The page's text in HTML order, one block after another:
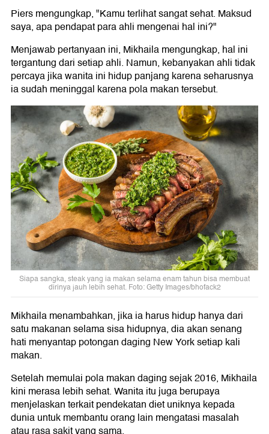
Piers mengungkap, "Kamu terlihat sangat sehat. Maksud
saya, apa pendapat para ahli mengenai hal ini?"
Menjawab pertanyaan ini, Mikhaila mengungkap, hal ini
tergantung dari setiap ahli. Namun, kebanyakan ahli tidak
percaya jika wanita ini hidup panjang karena seharusnya
ia sudah meninggal karena pola makan tersebut.
Siapa sangka, steak yang ia makan selama enam tahun bisa membuat
dirinya jauh lebih sehat. Foto: Getty Images/bhofack2
Mikhaila menambahkan, jika ia harus hidup hanya dari
satu makanan selama sisa hidupnya, dia akan senang
hati menyantap potongan daging New York setiap kali
makan.
Setelah memulai pola makan daging sejak 2016, Mikhaila
kini merasa lebih sehat. Wanita itu juga berupaya
menjelaskan terkait pendekatan diet uniknya kepada
dunia untuk membantu orang lain mengatasi masalah